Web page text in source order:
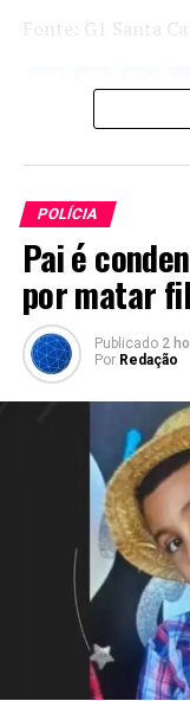
Fonte: G1 Santa
Twitter
POLÍCIA
Pai é
por matar
Publicado 2
Por Redação